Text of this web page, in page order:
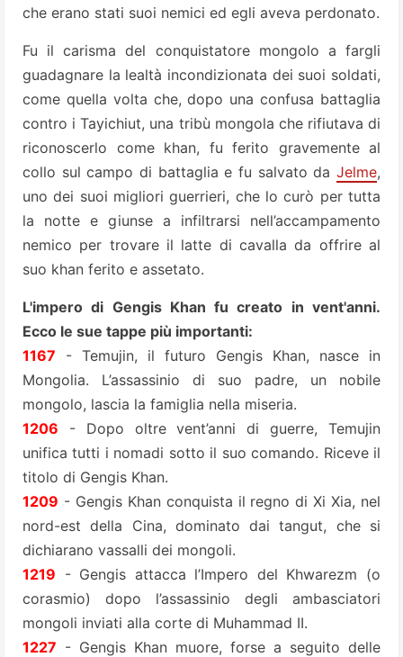
che erano stati suoi nemici ed egli aveva perdonato.
Fu il carisma del conquistatore mongolo a fargli
guadagnare la lealtà incondizionata dei suoi soldati,
come quella volta che, dopo una confusa battaglia
contro i Tayichiut, una tribù mongola che rifiutava di
riconoscerlo come khan, fu ferito gravemente al
collo sul campo di battaglia e fu salvato da Jelme,
uno dei suoi migliori guerrieri, che lo curò per tutta
la notte e giunse a infiltrarsi nell’accampamento
nemico per trovare il latte di cavalla da offrire al
suo khan ferito e assetato.
L'impero di Gengis Khan fu creato in vent'anni.
Ecco le sue tappe più importanti:
1167 - Temujin, il futuro Gengis Khan, nasce in
Mongolia. L’assassinio di suo padre, un nobile
mongolo, lascia la famiglia nella miseria.
1206 - Dopo oltre vent’anni di guerre, Temujin
unifica tutti i nomadi sotto il suo comando. Riceve il
titolo di Gengis Khan.
1209 - Gengis Khan conquista il regno di Xi Xia, nel
nord-est della Cina, dominato dai tangut, che si
dichiarano vassalli dei mongoli.
1219 - Gengis attacca l’Impero del Khwarezm (o
corasmio) dopo l’assassinio degli ambasciatori
mongoli inviati alla corte di Muhammad II.
1227 - Gengis Khan muore, forse a seguito delle